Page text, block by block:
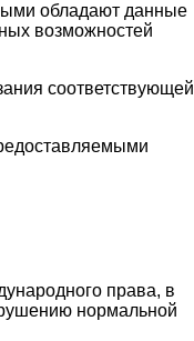
обладают данные
возможностей
соответствующей
права, в
нормальной